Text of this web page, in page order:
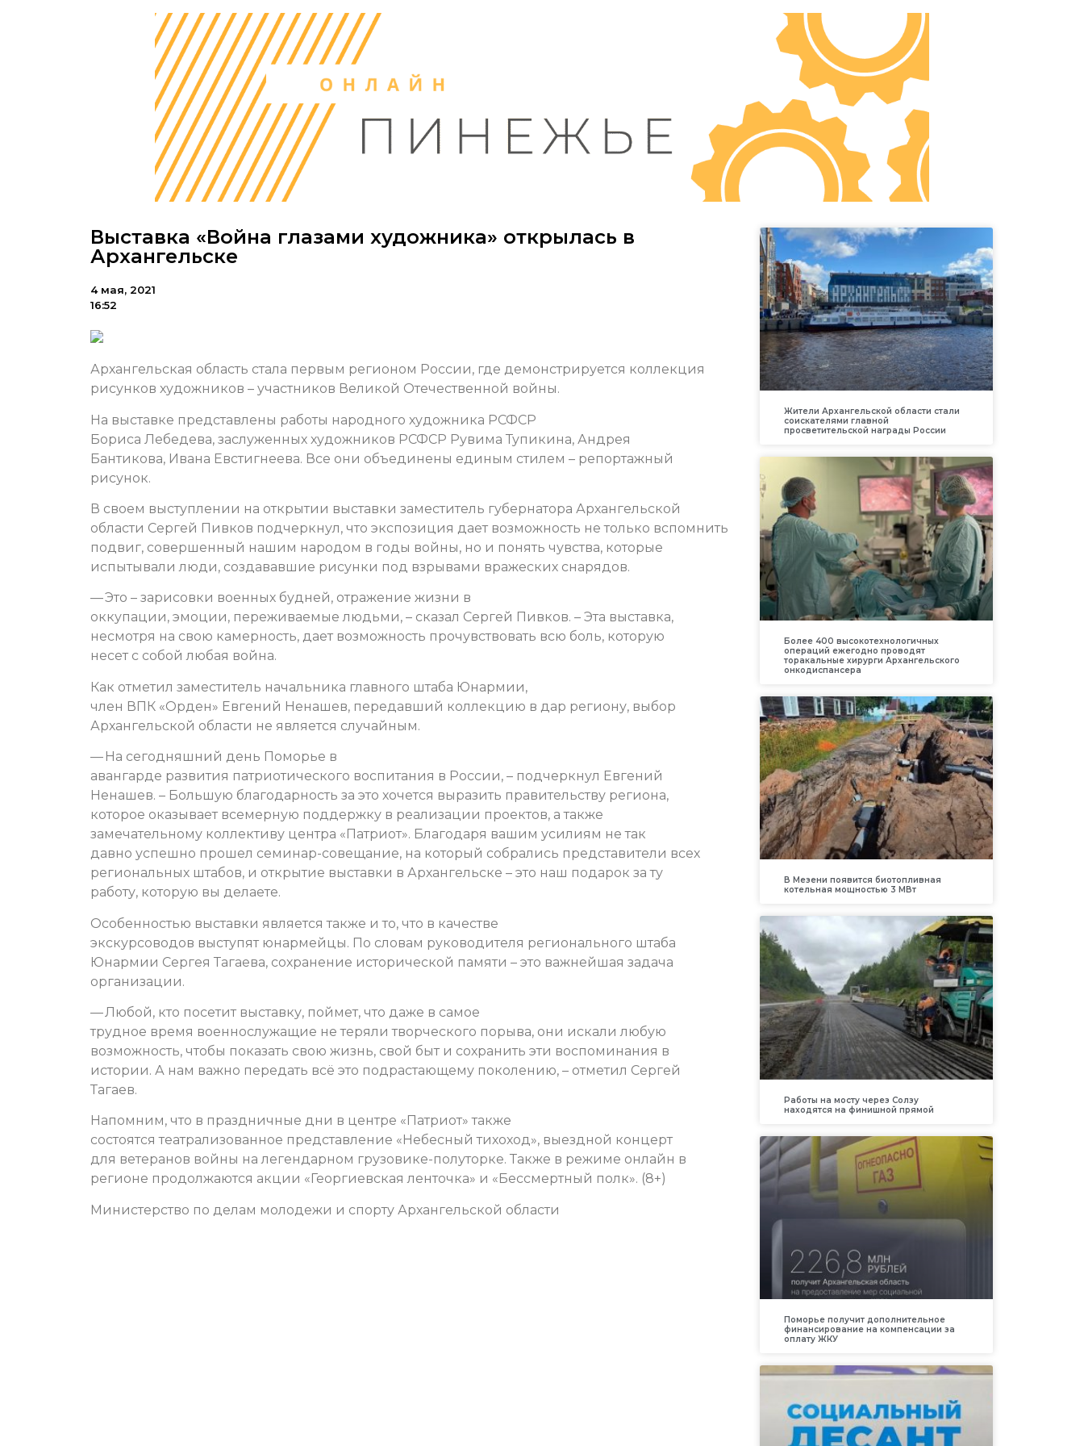
Выставка «Война глазами художника» открылась в
Архангельске
4 мая, 2021
16:52
Архангельская область стала первым регионом России, где демонстрируется коллекция
рисунков художников – участников Великой Отечественной войны.
На выставке представлены работы народного художника РСФСР
Бориса Лебедева, заслуженных художников РСФСР Рувима Тупикина, Андрея
Бантикова, Ивана Евстигнеева. Все они объединены единым стилем – репортажный
рисунок.
В своем выступлении на открытии выставки заместитель губернатора Архангельской
области Сергей Пивков подчеркнул, что экспозиция дает возможность не только вспомнить
подвиг, совершенный нашим народом в годы войны, но и понять чувства, которые
испытывали люди, создававшие рисунки под взрывами вражеских снарядов.
— Это – зарисовки военных будней, отражение жизни в
оккупации, эмоции, переживаемые людьми, – сказал Сергей Пивков. – Эта выставка,
несмотря на свою камерность, дает возможность прочувствовать всю боль, которую
несет с собой любая война.
Как отметил заместитель начальника главного штаба Юнармии,
член ВПК «Орден» Евгений Ненашев, передавший коллекцию в дар региону, выбор
Архангельской области не является случайным.
— На сегодняшний день Поморье в
авангарде развития патриотического воспитания в России, – подчеркнул Евгений
Ненашев. – Большую благодарность за это хочется выразить правительству региона,
которое оказывает всемерную поддержку в реализации проектов, а также
замечательному коллективу центра «Патриот». Благодаря вашим усилиям не так
давно успешно прошел семинар-совещание, на который собрались представители всех
региональных штабов, и открытие выставки в Архангельске – это наш подарок за ту
работу, которую вы делаете.
Особенностью выставки является также и то, что в качестве
экскурсоводов выступят юнармейцы. По словам руководителя регионального штаба
Юнармии Сергея Тагаева, сохранение исторической памяти – это важнейшая задача
организации.
— Любой, кто посетит выставку, поймет, что даже в самое
трудное время военнослужащие не теряли творческого порыва, они искали любую
возможность, чтобы показать свою жизнь, свой быт и сохранить эти воспоминания в
истории. А нам важно передать всё это подрастающему поколению, – отметил Сергей
Тагаев.
Напомним, что в праздничные дни в центре «Патриот» также
состоятся театрализованное представление «Небесный тихоход», выездной концерт
для ветеранов войны на легендарном грузовике-полуторке. Также в режиме онлайн в
регионе продолжаются акции «Георгиевская ленточка» и «Бессмертный полк». (8+)
Министерство по делам молодежи и спорту Архангельской области
Жители Архангельской области стали
соискателями главной
просветительской награды России
Более 400 высокотехнологичных
операций ежегодно проводят
торакальные хирурги Архангельского
онкодиспансера
В Мезени появится биотопливная
котельная мощностью 3 МВт
Работы на мосту через Солзу
находятся на финишной прямой
Поморье получит дополнительное
финансирование на компенсации за
оплату ЖКУ